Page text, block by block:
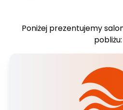
Poniżej prezentujemy
pobliżu: